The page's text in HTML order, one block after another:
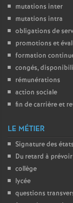
mutations inter
mutations intra
obligations de
promotions et
formation
congés,
rémunérations
action sociale
fin de carrière et
LE MÉTIER
Signature des états
Du retard à
collège
lycée
questions